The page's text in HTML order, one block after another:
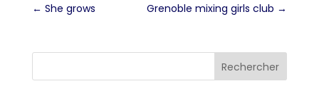
← She grows Grenoble mixing girls club →